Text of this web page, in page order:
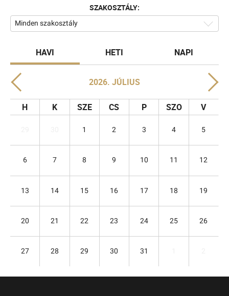
SZAKOSZTÁLY:
Minden szakosztály
HAVI HETI NAPI
2026. JÚLIUS
H K SZE CS P SZO V
1 2 3 4 5
6 7 8 9 10 11 12
13 14 15 16 17 18 19
20 21 22 23 24 25 26
27 28 29 30 31